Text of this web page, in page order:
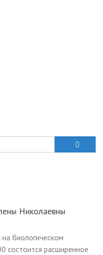
Николаевны
биологическом
состоится расширенное